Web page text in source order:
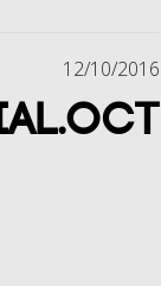
12/10/2016